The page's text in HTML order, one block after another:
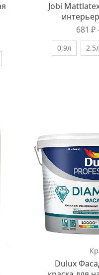
Jobi
681 ₽
0,9л 2.5л
Dulux